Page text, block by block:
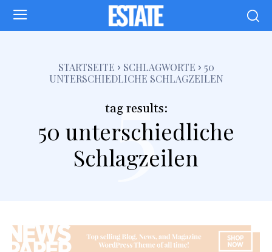
STARTSEITE SCHLAGWORTE
50
UNTERSCHIEDLICHE SCHLAGZEILEN
tag results:
50 unterschiedliche
Schlagzeilen
5